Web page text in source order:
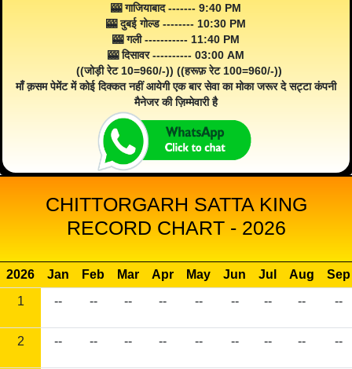
🎰 गाजियाबाद ------- 9:40 PM
🎰 दुबई गोल्ड -------- 10:30 PM
🎰 गली ----------- 11:40 PM
🎰 दिसावर ---------- 03:00 AM
((जोड़ी रेट 10=960/-)) ((हरूफ़ रेट 100=960/-))
माँ क़सम पेमेंट में कोई दिक्कत नहीं आयेगी एक बार सेवा का मोका जरूर दे सट्टा कंपनी
मैनेजर की ज़िम्मेवारी है
CHITTORGARH SATTA KING
RECORD CHART - 2026
2026 Jan Feb Mar Apr May Jun Jul Aug
Sep
1
-- -- -- -- -- -- -- -- --
2 -- -- -- -- -- -- -- -- --